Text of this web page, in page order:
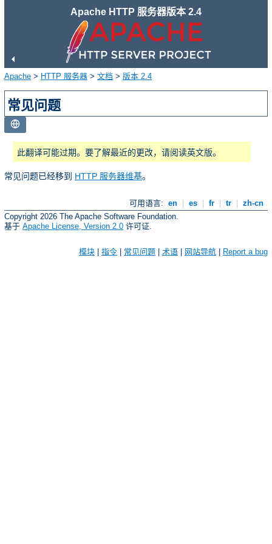
Apache HTTP 服务器版本 2.4
Apache > HTTP 服务器 > 文档 > 版本 2.4
常见问题
此翻译可能过期。要了解最近的更改，请阅读英文版。
常见问题已经移到 HTTP 服务器维基。
可用语言: en es fr tr
zh-cn
Copyright 2026 The Apache Software Foundation.
基于 Apache License, Version 2.0 许可证.
模块 指令 常见问题 术语 网站导航 Report a bug